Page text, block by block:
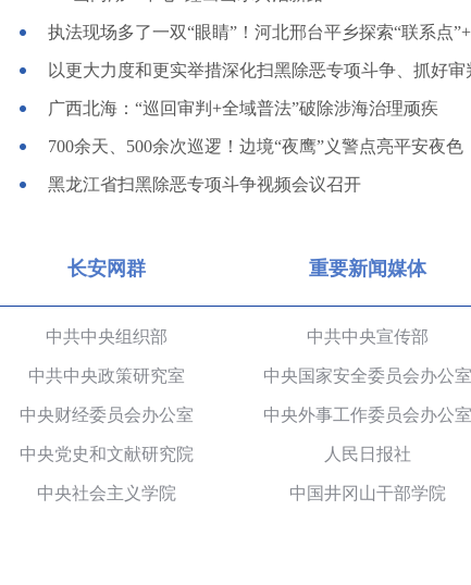
以更大力度和更实举措深化扫黑除恶专项斗争、抓好审
广西北海：“巡回审判+全域普法”破除涉海治理顽疾
700余天、500余次巡逻！边境“夜鹰”义警点亮平安夜色
黑龙江省扫黑除恶专项斗争视频会议召开
长安网群 重要新闻媒体
中共中央组织部 中共中央宣传部
中共中央政策研究室 中央国家安全委员会办公室
中央财经委员会办公室 中央外事工作委员会办公室
中央党史和文献研究院 人民日报社
中央社会主义学院 中国井冈山干部学院